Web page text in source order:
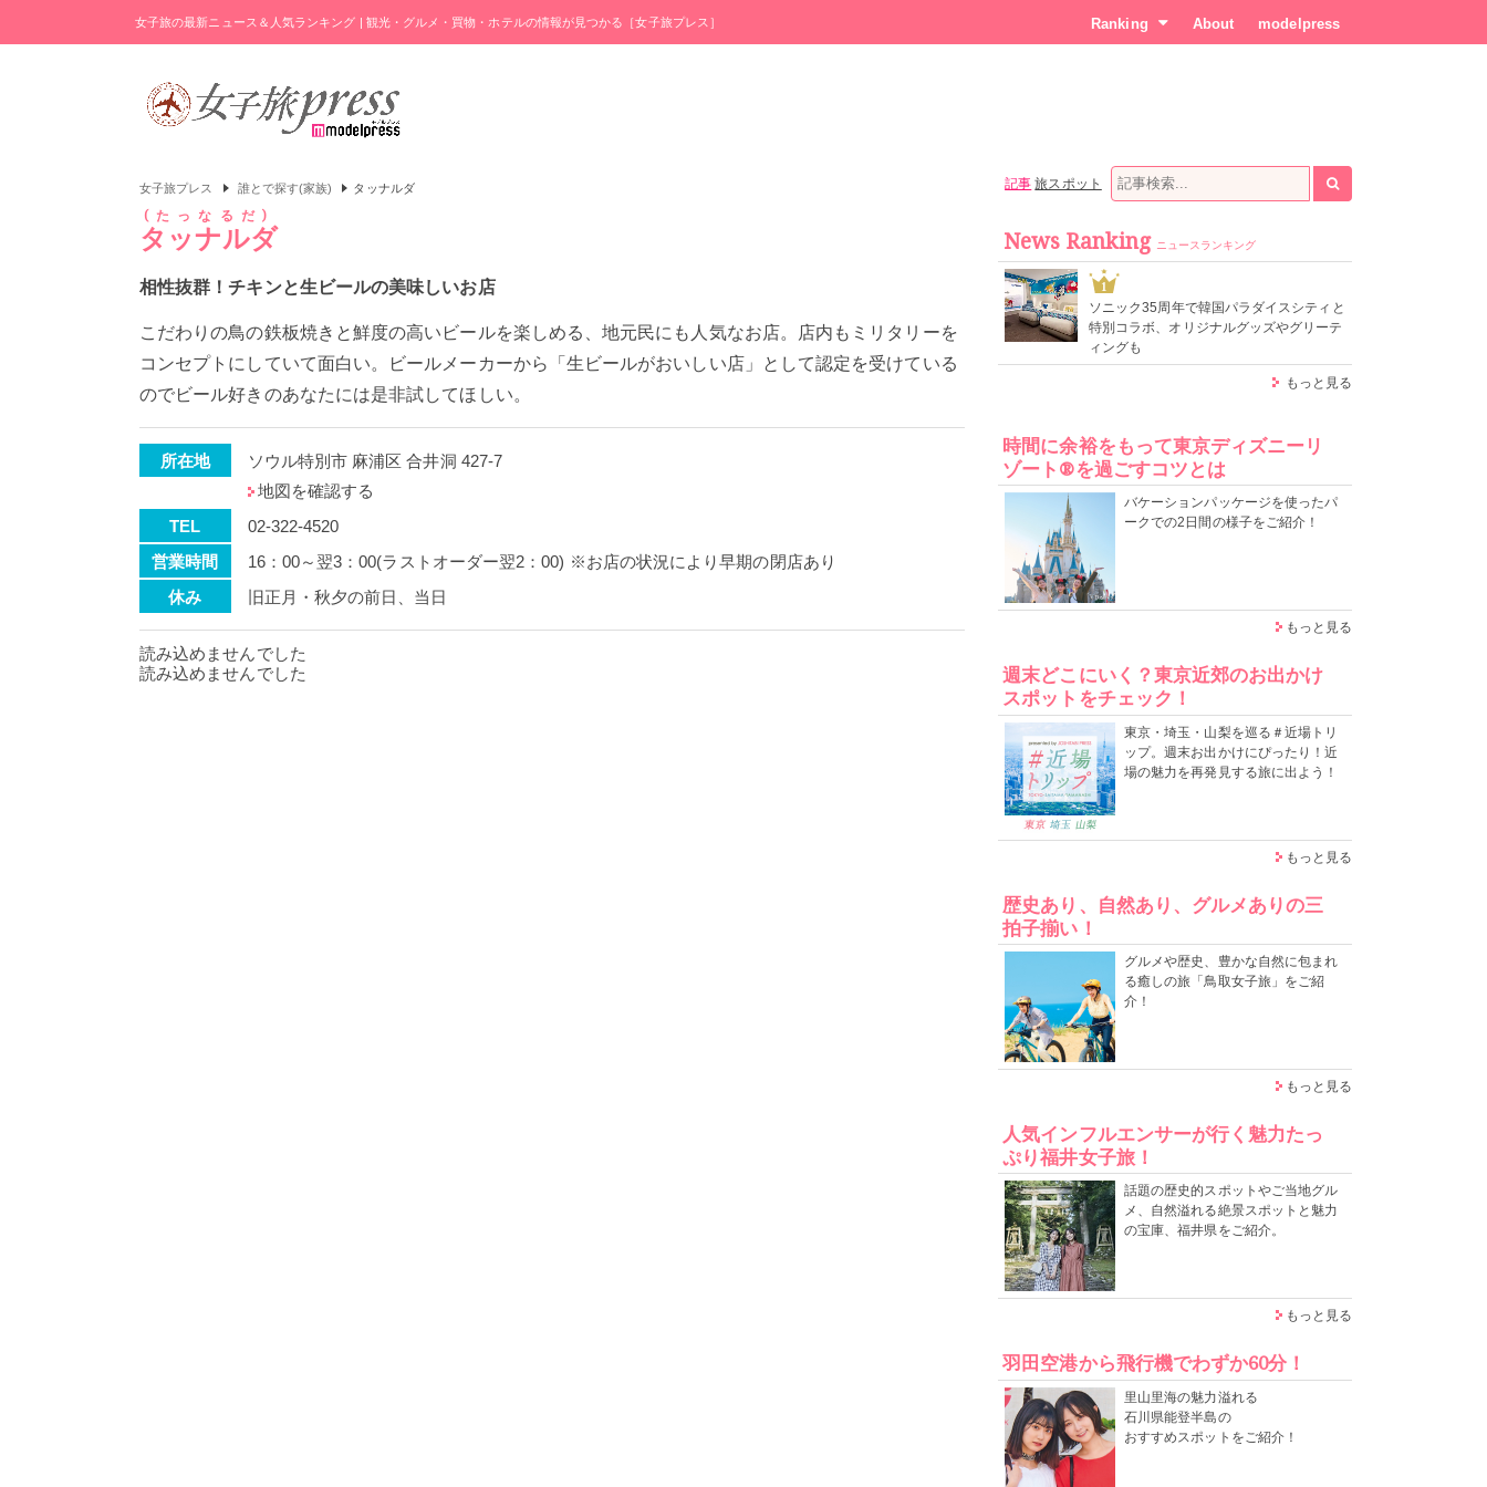
女子旅の最新ニュース＆人気ランキング | 観光・グルメ・買物・ホテルの情報が見つかる［女子旅プレス］ Ranking About modelpress
女子旅プレス 誰とで探す(家族) タッナルダ
タッナルダ
たっなるだ
相性抜群！チキンと生ビールの美味しいお店
こだわりの鳥の鉄板焼きと鮮度の高いビールを楽しめる、地元民にも人気なお店。店内もミリタリーを
コンセプトにしていて面白い。ビールメーカーから「生ビールがおいしい店」として認定を受けている
のでビール好きのあなたには是非試してほしい。
所在地
ソウル特別市 麻浦区 合井洞 427-7
地図を確認する
TEL
02-322-4520
営業時間
16：00～翌3：00(ラストオーダー翌2：00) ※お店の状況により早期の閉店あり
休み
旧正月・秋夕の前日、当日
読み込めませんでした
読み込めませんでした
記事 旅スポット
News Ranking ニュースランキング
1
ソニック35周年で韓国パラダイスシティと
特別コラボ、オリジナルグッズやグリーテ
ィングも
もっと見る
時間に余裕をもって東京ディズニーリ
ゾート®を過ごすコツとは
バケーションパッケージを使ったパ
ークでの2日間の様子をご紹介！
もっと見る
週末どこにいく？東京近郊のお出かけ
スポットをチェック！
東京・埼玉・山梨を巡る＃近場トリ
ップ。週末お出かけにぴったり！近
場の魅力を再発見する旅に出よう！
もっと見る
歴史あり、自然あり、グルメありの三
拍子揃い！
グルメや歴史、豊かな自然に包まれ
る癒しの旅「鳥取女子旅」をご紹
介！
もっと見る
人気インフルエンサーが行く魅力たっ
ぷり福井女子旅！
話題の歴史的スポットやご当地グル
メ、自然溢れる絶景スポットと魅力
の宝庫、福井県をご紹介。
もっと見る
羽田空港から飛行機でわずか60分！
里山里海の魅力溢れる
石川県能登半島の
おすすめスポットをご紹介！